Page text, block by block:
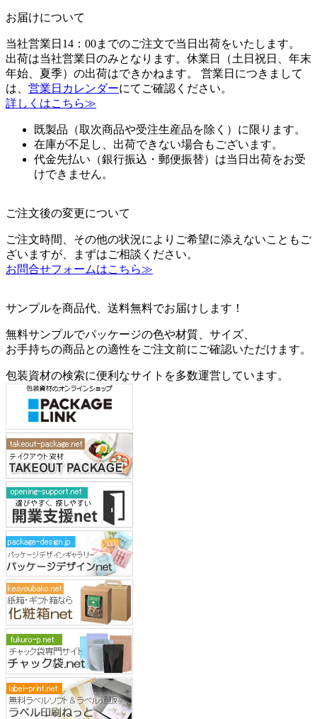
お届けについて
当社営業日14：00までのご注文で当日出荷をいたします。
出荷は当社営業日のみとなります。休業日（土日祝日、年末
年始、夏季）の出荷はできかねます。 営業日につきまして
は、 営業日カレンダーにてご確認ください。
詳しくはこちら≫
既製品（取次商品や受注生産品を除く）に限ります。
在庫が不足し、出荷できない場合もございます。
代金先払い（銀行振込・郵便振替）は当日出荷をお受
けできません。
ご注文後の変更について
ご注文時間、その他の状況によりご希望に添えないこともご
ざいますが、まずはご相談ください。
お問合せフォームはこちら≫
サンプルを商品代、送料無料でお届けします！
無料サンプルでパッケージの色や材質、サイズ、
お手持ちの商品との適性をご注文前にご確認いただけます。
包装資材の検索に便利なサイトを多数運営しています。